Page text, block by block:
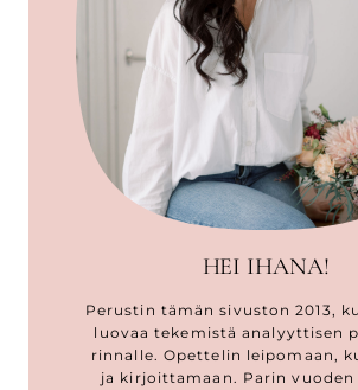
HEI IHANA!
Perustin tämän sivuston 2013,
luovaa tekemistä analyyttisen
rinnalle. Opettelin leipomaan,
ja kirjoittamaan. Parin